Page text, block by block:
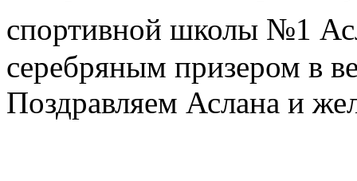
спортивной школы №1
серебряным призером в
Поздравляем Аслана и